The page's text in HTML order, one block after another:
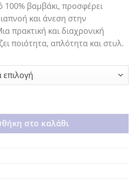
βαμβάκι, προσφέρει
και άνεση στην
πρακτική και διαχρονική
ποιότητα, απλότητα και στυλ.
στο καλάθι